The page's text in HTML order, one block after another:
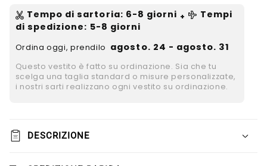
Tempo di sartoria: 6-8 giorni +
Tempi
di spedizione: 5-8 giorni
Ordina oggi, prendilo agosto. 24 - agosto. 31
Questo vestito è fatto su ordinazione. Sia che tu
scelga una taglia standard o misure personalizzate,
i nostri sarti realizzano ogni vestito su ordinazione.
DESCRIZIONE